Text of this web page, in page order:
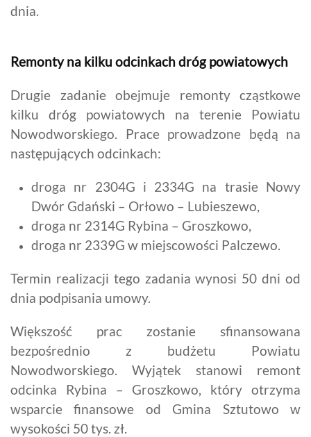
dnia.
Remonty na kilku odcinkach dróg powiatowych
Drugie zadanie obejmuje remonty cząstkowe
kilku dróg powiatowych na terenie Powiatu
Nowodworskiego. Prace prowadzone będą na
następujących odcinkach:
droga nr 2304G i 2334G na trasie Nowy
Dwór Gdański – Orłowo – Lubieszewo,
droga nr 2314G Rybina – Groszkowo,
droga nr 2339G w miejscowości Palczewo.
Termin realizacji tego zadania wynosi 50 dni od
dnia podpisania umowy.
Większość prac zostanie sfinansowana
bezpośrednio z budżetu Powiatu
Nowodworskiego. Wyjątek stanowi remont
odcinka Rybina – Groszkowo, który otrzyma
wsparcie finansowe od Gmina Sztutowo w
wysokości 50 tys. zł.